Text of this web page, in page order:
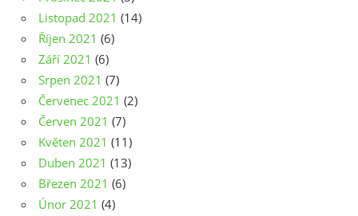
Listopad 2021 (14)
Říjen 2021 (6)
Září 2021 (6)
Srpen 2021 (7)
Červenec 2021 (2)
Červen 2021 (7)
Květen 2021 (11)
Duben 2021 (13)
Březen 2021 (6)
Únor 2021 (4)